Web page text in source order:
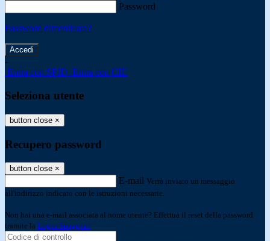
Password
Password dimenticata?
-
Entra con SPID Entra con CIE
Seleziona utente
button close ×
Recupero password
button close ×
E-mail Verrà inviato un messaggio
all'indirizzo indicato con le istruzioni necessarie.
Non hai una e-mail associata al nome utente? Effettua il reset della password
tramite la Login Spaggiari